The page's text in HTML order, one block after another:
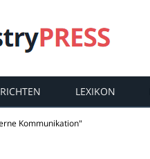
LEXIKON
Kommunikation"